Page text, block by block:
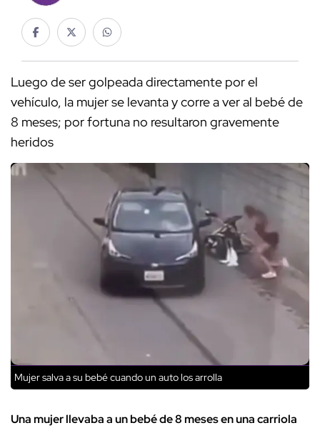
Luego de ser golpeada directamente por el
vehículo, la mujer se levanta y corre a ver al bebé de
8 meses; por fortuna no resultaron gravemente
heridos
Mujer salva a su bebé cuando un auto los arrolla
Una mujer llevaba a un bebé de 8 meses en una carriola